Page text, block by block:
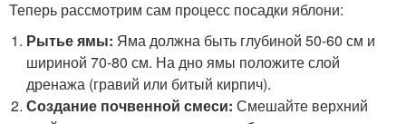
Теперь рассмотрим сам процесс посадки яблони:
Рытье ямы: Яма должна быть глубиной 50-60 см и
шириной 70-80 см. На дно ямы положите слой
дренажа (гравий или битый кирпич).
Создание почвенной смеси: Смешайте верхний